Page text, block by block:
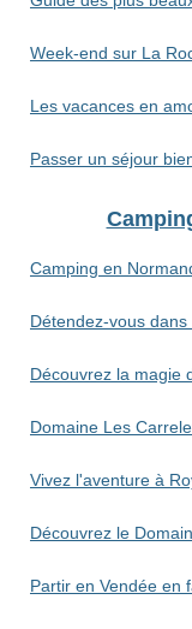
Week-end sur La
Les vacances en
Passer un séjour
Camping en
Détendez-vous dans
Découvrez la magie
Domaine Les
Vivez l'aventure à
Découvrez le
Partir en Vendée en